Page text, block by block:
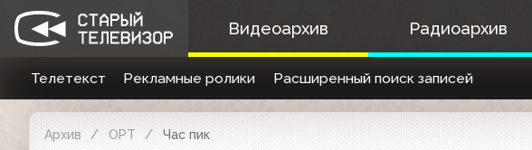
Видеоархив Радиоархив
Телетекст Рекламные ролики Расширенный поиск записей
Архив ОРТ Час пик